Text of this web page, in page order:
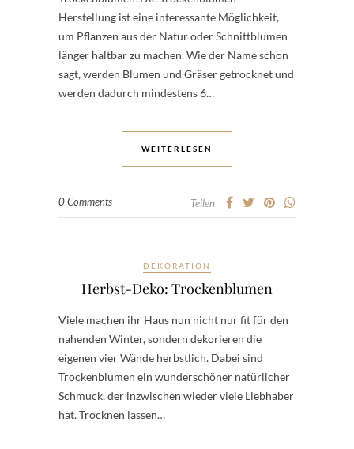
Herstellung ist eine interessante Möglichkeit,
um Pflanzen aus der Natur oder Schnittblumen
länger haltbar zu machen. Wie der Name schon
sagt, werden Blumen und Gräser getrocknet und
werden dadurch mindestens 6…
WEITERLESEN
0 Comments Teilen
DEKORATION
Herbst-Deko: Trockenblumen
Viele machen ihr Haus nun nicht nur fit für den
nahenden Winter, sondern dekorieren die
eigenen vier Wände herbstlich. Dabei sind
Trockenblumen ein wunderschöner natürlicher
Schmuck, der inzwischen wieder viele Liebhaber
hat. Trocknen lassen…